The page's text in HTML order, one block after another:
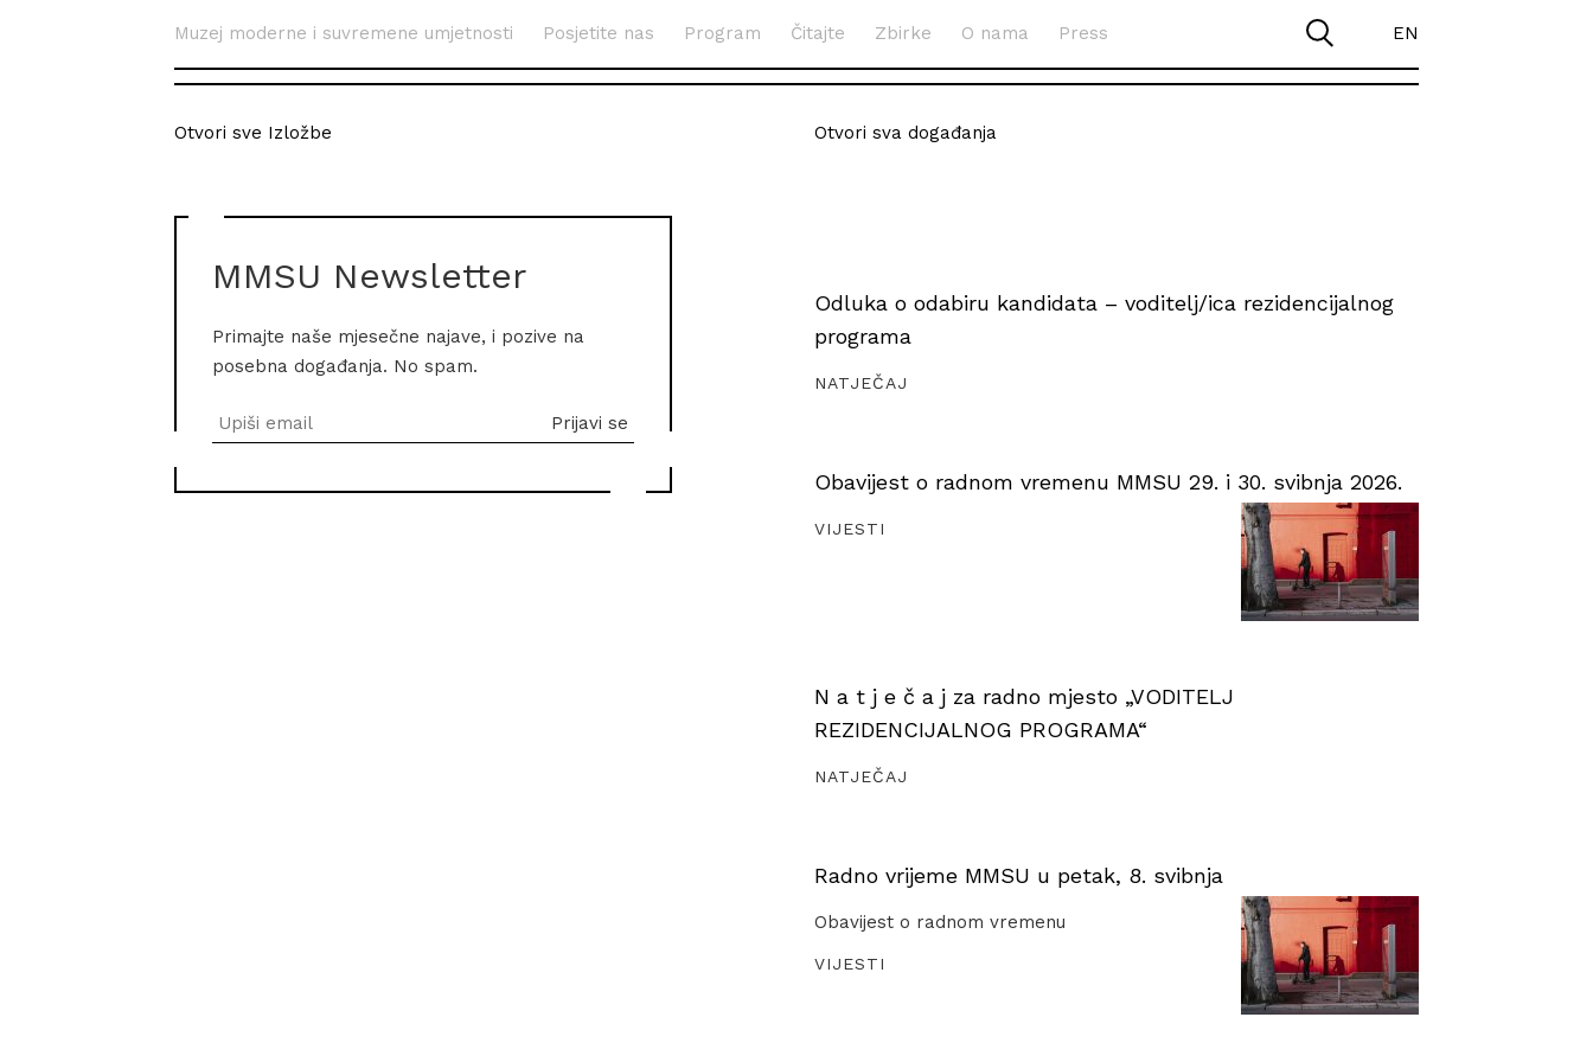
Muzej moderne i suvremene umjetnosti Posjetite nas Program Čitajte Zbirke O nama Press EN
Otvori sve Izložbe
MMSU Newsletter
Primajte naše mjesečne najave, i pozive na
posebna događanja. No spam.
Otvori sva događanja
Odluka o odabiru kandidata – voditelj/ica rezidencijalnog
programa
NATJEČAJ
Obavijest o radnom vremenu MMSU 29. i 30. svibnja 2026.
VIJESTI
N a t j e č a j za radno mjesto „VODITELJ
REZIDENCIJALNOG PROGRAMA“
NATJEČAJ
Radno vrijeme MMSU u petak, 8. svibnja
Obavijest o radnom vremenu
VIJESTI